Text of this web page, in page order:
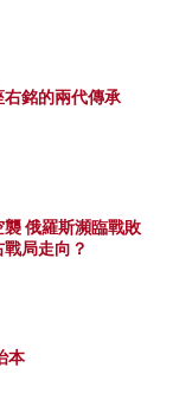
銘的兩代傳承
俄羅斯瀕臨戰敗
局走向？
本